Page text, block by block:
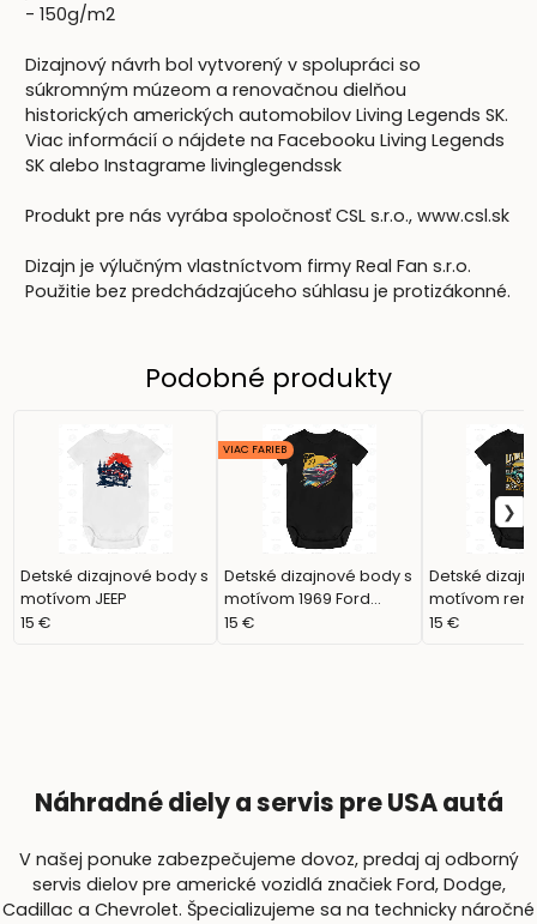
- 150g/m2
Dizajnový návrh bol vytvorený v spolupráci so
súkromným múzeom a renovačnou dielňou
historických amerických automobilov Living Legends SK.
Viac informácií o nájdete na Facebooku Living Legends
SK alebo Instagrame livinglegendssk
Produkt pre nás vyrába spoločnosť CSL s.r.o., www.csl.sk
Dizajn je výlučným vlastníctvom firmy Real Fan s.r.o.
Použitie bez predchádzajúceho súhlasu je protizákonné.
Podobné produkty
Detské dizajnové body s
motívom JEEP
15 €
Detské dizajnové body s
motívom 1969 Ford
Mustang
VIAC FARIEB
15 €
Detské
motívom
dielne Living
15 €
Náhradné diely a servis pre USA autá
V našej ponuke zabezpečujeme dovoz, predaj aj odborný
servis dielov pre americké vozidlá značiek Ford, Dodge,
Cadillac a Chevrolet. Špecializujeme sa na technicky náročné